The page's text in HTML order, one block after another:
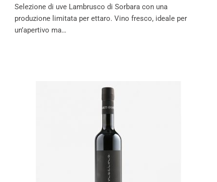
Selezione di uve Lambrusco di Sorbara con una
produzione limitata per ettaro. Vino fresco, ideale per
un’apertivo ma…